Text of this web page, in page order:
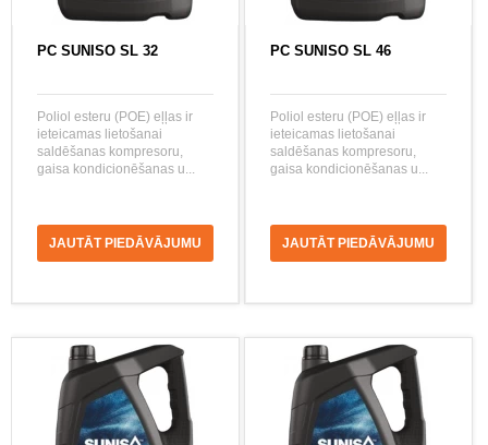
PC SUNISO SL 32
Poliol esteru (POE) eļļas ir
ieteicamas lietošanai
saldēšanas kompresoru,
gaisa kondicionēšanas u...
JAUTĀT PIEDĀVĀJUMU
PC SUNISO SL 46
Poliol esteru (POE) eļļas ir
ieteicamas lietošanai
saldēšanas kompresoru,
gaisa kondicionēšanas u...
JAUTĀT PIEDĀVĀJUMU